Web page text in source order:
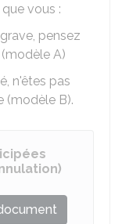
vous :
pensez
A)
n'êtes pas
(modèle B).